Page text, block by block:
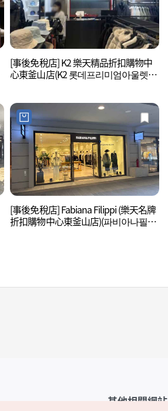
[事後免稅店] K2 樂天精品折扣購物中
心東釜山店(K2 롯데프리미엄아울렛 동
[事後免稅店] Fabiana Filippi (樂天名牌
折扣購物中心東釜山店)(파비아나필리
其他相關網站